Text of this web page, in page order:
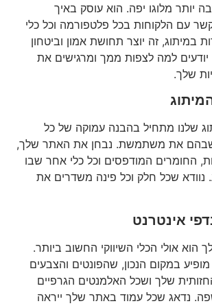
יותר מלוגו יפה. הוא עוסק באיך
עם הלקוחות בכל פלטפורמה וכל כלי
במיתוג, זה יוצר תחושת אמון וביטחון
למה לצפות ממך ומרגישים את
שלך.
שלנו מתחיל בהבנה עמוקה של כל
שבהם את משתמשת. נבחן את האתר שלך,
החומרים המודפסים וכל כלי אחר שבו
נוודא שכל חלק וכל פינה משדרים את
אינטרנט
הוא אולי הכלי השיווקי החשוב ביותר.
במקום הנכון, שהפונטים והצבעים
שלך ושכל האלמנטים הגרפיים
נדאג שכל עמוד באתר שלך ייראה